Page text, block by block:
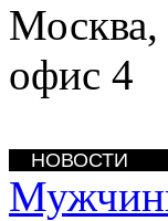
Москва,
офис 4
НОВОСТИ